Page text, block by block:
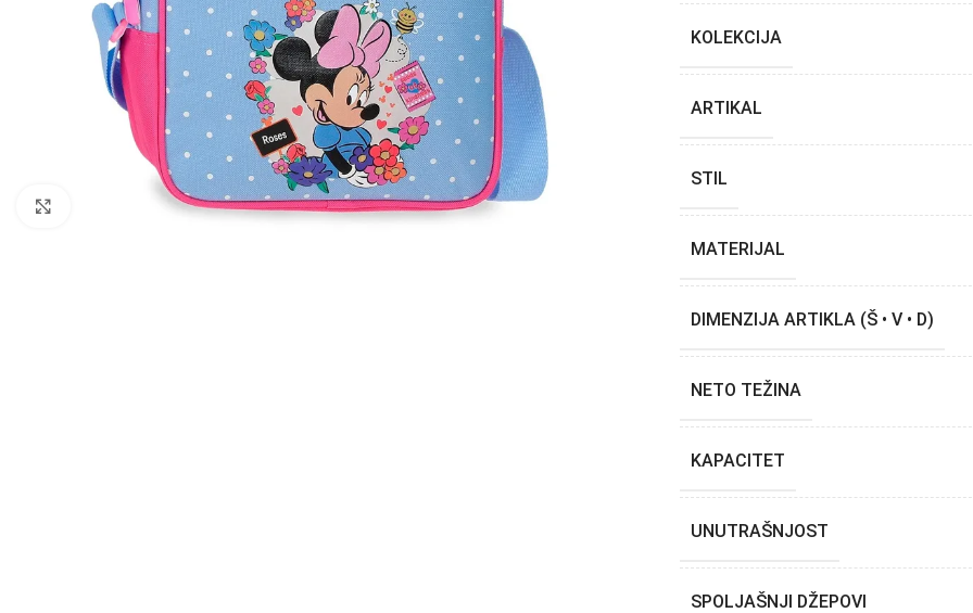
KOLEKCIJA
ARTIKAL
STIL
MATERIJAL
DIMENZIJA ARTIKLA (Š • V • D)
NETO TEŽINA
KAPACITET
UNUTRAŠNJOST
SPOLJAŠNJI DŽEPOVI